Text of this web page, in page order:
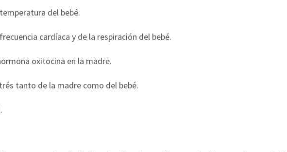
del bebé.
cardíaca y de la respiración del bebé.
oxitocina en la madre.
tanto de la madre como del bebé.